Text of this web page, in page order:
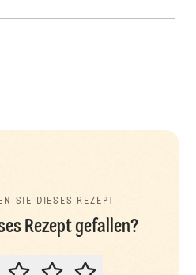
SIE DIESES REZEPT
Rezept gefallen?
BITTE BEWERTEN SIE DIESES